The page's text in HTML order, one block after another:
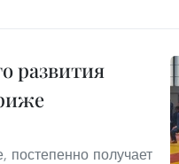
развития
получает